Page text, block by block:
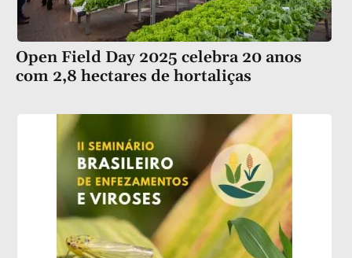
Open Field Day 2025 celebra 20 anos
com 2,8 hectares de hortaliças